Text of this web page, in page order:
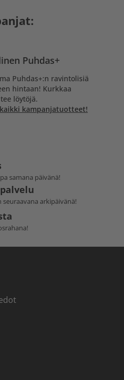
Puhdas+
Puhdas+:n ravintolisiä
hintaan! Kurkkaa
löytöjä.
kampanjatuotteet!
samana päivänä!
arkipäivänä!